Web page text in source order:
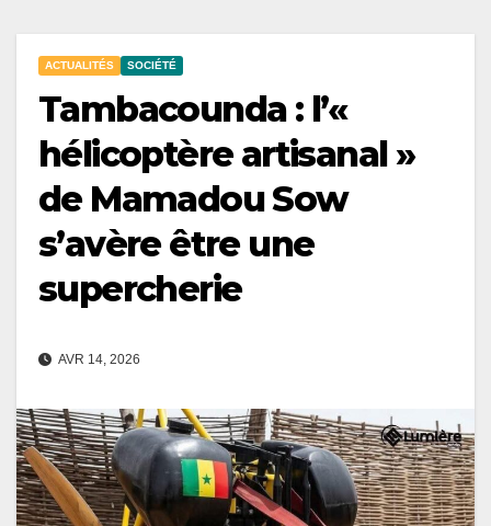
ACTUALITÉS SOCIÉTÉ
Tambacounda : l’«
hélicoptère artisanal »
de Mamadou Sow
s’avère être une
supercherie
AVR 14, 2026